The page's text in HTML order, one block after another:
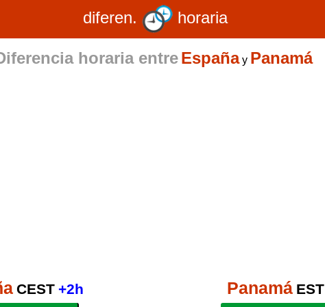
diferen. horaria
horaria entreEspañay Panamá
CEST +2h Panamá EST